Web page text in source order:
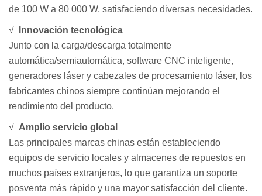
de 100 W a 80 000 W, satisfaciendo diversas necesidades.
√
Innovación tecnológica
Junto con la carga/descarga totalmente
automática/semiautomática, software CNC inteligente,
generadores láser y cabezales de procesamiento láser, los
fabricantes chinos siempre continúan mejorando el
rendimiento del producto.
√ Amplio servicio global
Las principales marcas chinas están estableciendo
equipos de servicio locales y almacenes de repuestos en
muchos países extranjeros, lo que garantiza un soporte
posventa más rápido y una mayor satisfacción del cliente.